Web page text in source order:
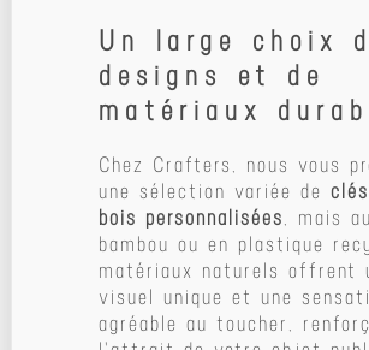
Un large choix
designs et de
matériaux
Chez Crafters, nous vous
une sélection variée de
bois personnalisées, mais
bambou ou en plastique
matériaux naturels offrent
visuel unique et une
agréable au toucher,